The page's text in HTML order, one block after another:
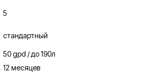
5
стандартный
50 gpd / до 190л
12 месяцев